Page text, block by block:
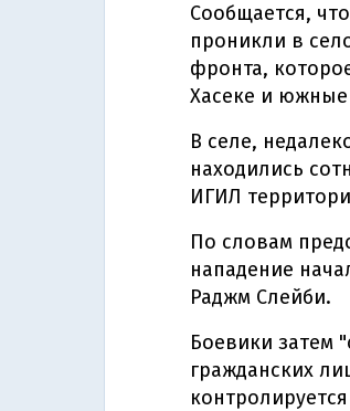
Сообщается,
проникли в
фронта,
Хасеке и
В селе,
находились
ИГИЛ
По словам
нападение
Раджм Слейби.
Боевики затем
гражданских